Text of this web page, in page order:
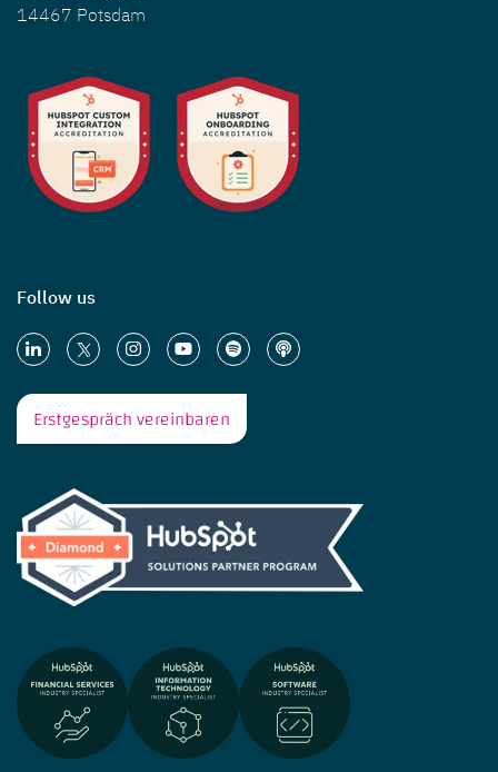
14467 Potsdam
Follow us
Erstgespräch vereinbaren